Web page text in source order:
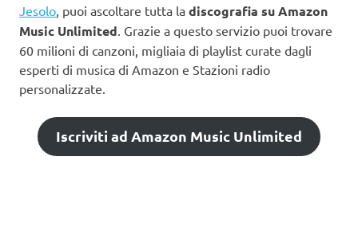
Jesolo , puoi ascoltare tutta la discografia su Amazon
Music Unlimited . Grazie a questo servizio puoi trovare
60 milioni di canzoni, migliaia di playlist curate dagli
esperti di musica di Amazon e Stazioni radio
personalizzate.
Iscriviti ad Amazon Music Unlimited